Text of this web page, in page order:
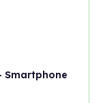
Smartphone